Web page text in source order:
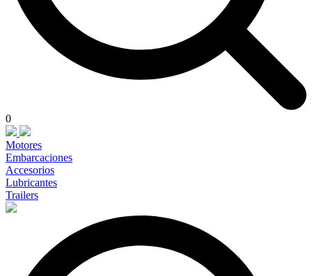
0
Motores
Embarcaciones
Accesorios
Lubricantes
Trailers